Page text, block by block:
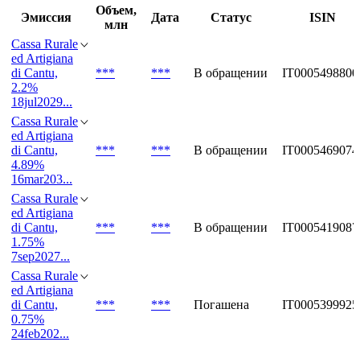
Эмиссия
Объем,
млн
Дата Статус
ISIN
Cassa Rurale
ed Artigiana
di Cantu,
2.2%
18jul2029...
*** *** В обращении IT0005498800
Cassa Rurale
ed Artigiana
di Cantu,
4.89%
16mar203...
*** *** В обращении IT0005469074
Cassa Rurale
ed Artigiana
di Cantu,
1.75%
7sep2027...
*** *** В обращении IT0005419087
Cassa Rurale
ed Artigiana
di Cantu,
0.75%
24feb202...
*** *** Погашена IT0005399925